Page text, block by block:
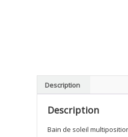
Description
Description
Bain de soleil